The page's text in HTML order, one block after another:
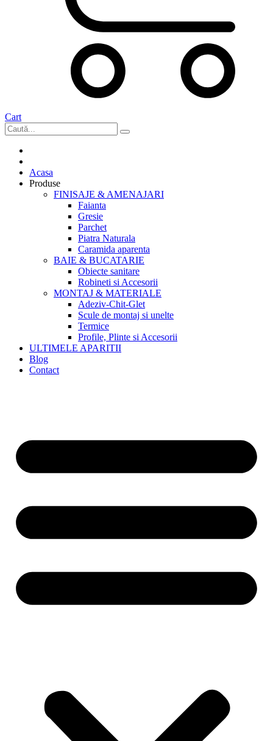
Cart
Acasa
Produse
FINISAJE & AMENAJARI
Faianta
Gresie
Parchet
Piatra Naturala
Caramida aparenta
BAIE & BUCATARIE
Obiecte sanitare
Robineti si Accesorii
MONTAJ & MATERIALE
Adeziv-Chit-Glet
Scule de montaj si unelte
Termice
Profile, Plinte si Accesorii
ULTIMELE APARITII
Blog
Contact